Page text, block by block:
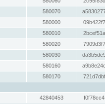
580070
580000
580010
580020
580030
580160
580170
42840453